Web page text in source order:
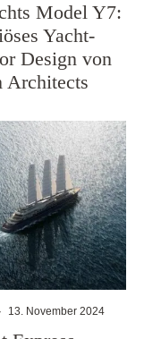
Model Y7:
Yacht-
Design von
Architects
· 13. November 2024